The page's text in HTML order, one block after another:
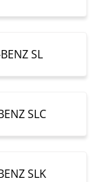
SL
SLC
SLK